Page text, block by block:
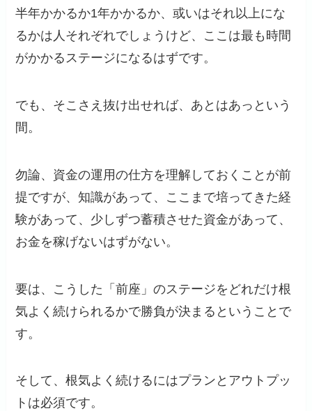
半年かかるか1年かかるか、或いはそれ以上にな
るかは人それぞれでしょうけど、ここは最も時間
がかかるステージになるはずです。
でも、そこさえ抜け出せれば、あとはあっという
間。
勿論、資金の運用の仕方を理解しておくことが前
提ですが、知識があって、ここまで培ってきた経
験があって、少しずつ蓄積させた資金があって、
お金を稼げないはずがない。
要は、こうした「前座」のステージをどれだけ根
気よく続けられるかで勝負が決まるということで
す。
そして、根気よく続けるにはプランとアウトプッ
トは必須です。